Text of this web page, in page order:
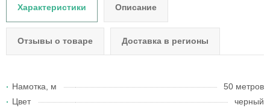
Характеристики Описание
Отзывы о товаре Доставка в регионы
Намотка, м
50 метров
Цвет
черный